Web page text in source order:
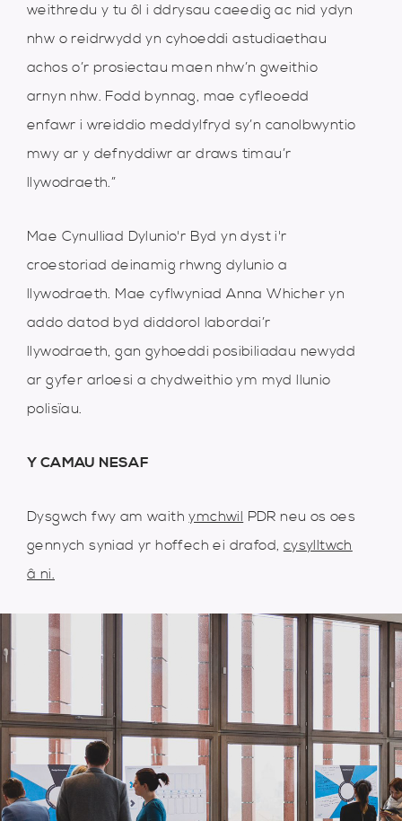
weithredu y tu ôl i ddrysau caeedig ac nid ydyn
nhw o reidrwydd yn cyhoeddi astudiaethau
achos o’r prosiectau maen nhw’n gweithio
arnyn nhw. Fodd bynnag, mae cyfleoedd
enfawr i wreiddio meddylfryd sy’n canolbwyntio
mwy ar y defnyddiwr ar draws timau’r
llywodraeth.”
Mae Cynulliad Dylunio'r Byd yn dyst i'r
croestoriad deinamig rhwng dylunio a
llywodraeth. Mae cyflwyniad Anna Whicher yn
addo datod byd diddorol labordai’r
llywodraeth, gan gyhoeddi posibiliadau newydd
ar gyfer arloesi a chydweithio ym myd llunio
polisïau.
Y CAMAU NESAF
Dysgwch fwy am waithymchwil PDR neu os oes
gennych syniad yr hoffech ei drafod, cysylltwch
â ni.